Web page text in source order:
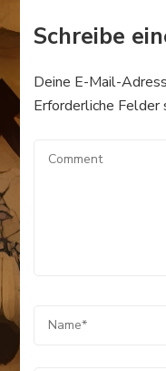
Schreibe
Deine E-Mail-
Erforderliche